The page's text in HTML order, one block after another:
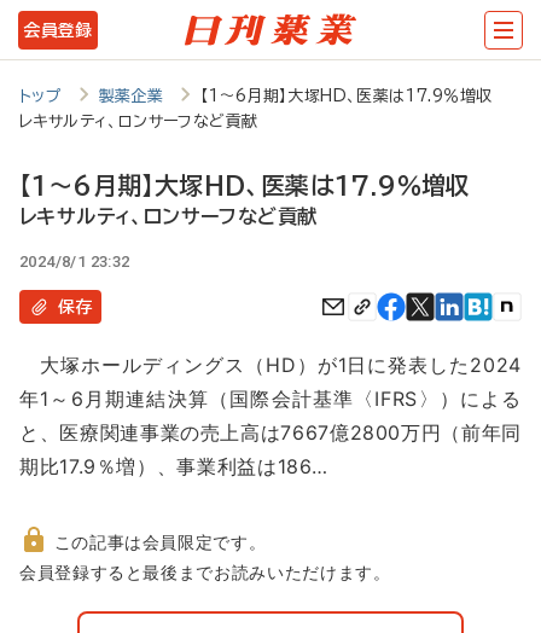
メ
イ
ツ
に
動
会員登録
トップ 製薬企業
【1～6月期】大塚HD、医薬は17.9％増収
レキサルティ、ロンサーフなど貢献
【1～6月期】大塚HD、医薬は17.9％増収
レキサルティ、ロンサーフなど貢献
2024/8/1 23:32
保存
大塚ホールディングス（HD）が1日に発表した2024
年1～6月期連結決算（国際会計基準〈IFRS〉）による
と、医療関連事業の売上高は7667億2800万円（前年同
期比17.9％増）、事業利益は186…
非
この記事は会員限定です。
会員登録すると最後までお読みいただけます。